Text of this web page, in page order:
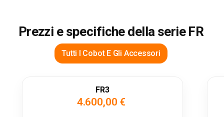
Prezzi e specifiche della serie FR
Tutti I Cobot E Gli Accessori
FR3
4.600,00 €